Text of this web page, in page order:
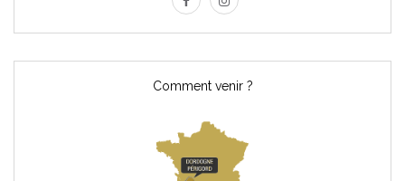
Comment venir ?